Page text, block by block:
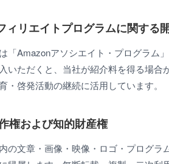
ィリエイトプログラムに関する
「Amazonアソシエイト・プログラム
いただくと、当社が紹介料を得る場合
・啓発活動の継続に活用しています。
権および知的財産権
の文章・画像・映像・ロゴ・プログラ